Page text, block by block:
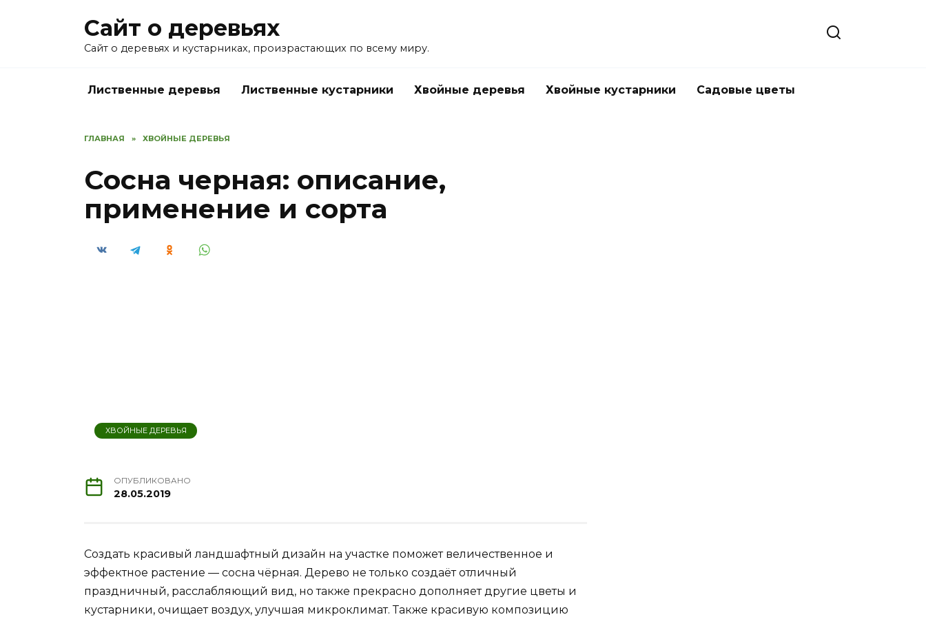
Сайт о деревьях
Сайт о деревьях и кустарниках, произрастающих по всему миру.
Лиственные деревья Лиственные кустарники Хвойные деревья Хвойные кустарники Садовые цветы
ГЛАВНАЯ » ХВОЙНЫЕ ДЕРЕВЬЯ
Сосна черная: описание,
применение и сорта
ХВОЙНЫЕ ДЕРЕВЬЯ
ОПУБЛИКОВАНО
28.05.2019
Создать красивый ландшафтный дизайн на участке поможет величественное и
эффектное растение — сосна чёрная. Дерево не только создаёт отличный
праздничный, расслабляющий вид, но также прекрасно дополняет другие цветы и
кустарники, очищает воздух, улучшая микроклимат. Также красивую композицию